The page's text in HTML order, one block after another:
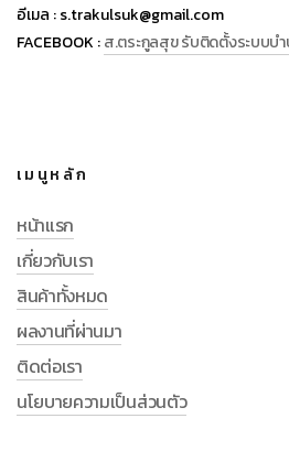
อีเมล :s.trakulsuk@gmail.com
FACEBOOK :ส.ตระกูลสุข รับติดตั้งระบบบ
เมนูหลัก
หน้าแรก
เกี่ยวกับเรา
สินค้าทั้งหมด
ผลงานที่ผ่านมา
ติดต่อเรา
นโยบายความเป็นส่วนตัว